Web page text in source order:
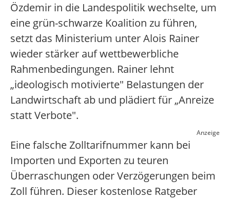
Özdemir in die Landespolitik wechselte, um
eine grün-schwarze Koalition zu führen,
setzt das Ministerium unter Alois Rainer
wieder stärker auf wettbewerbliche
Rahmenbedingungen. Rainer lehnt
„ideologisch motivierte" Belastungen der
Landwirtschaft ab und plädiert für „Anreize
statt Verbote".
Anzeige
Eine falsche Zolltarifnummer kann bei
Importen und Exporten zu teuren
Überraschungen oder Verzögerungen beim
Zoll führen. Dieser kostenlose Ratgeber